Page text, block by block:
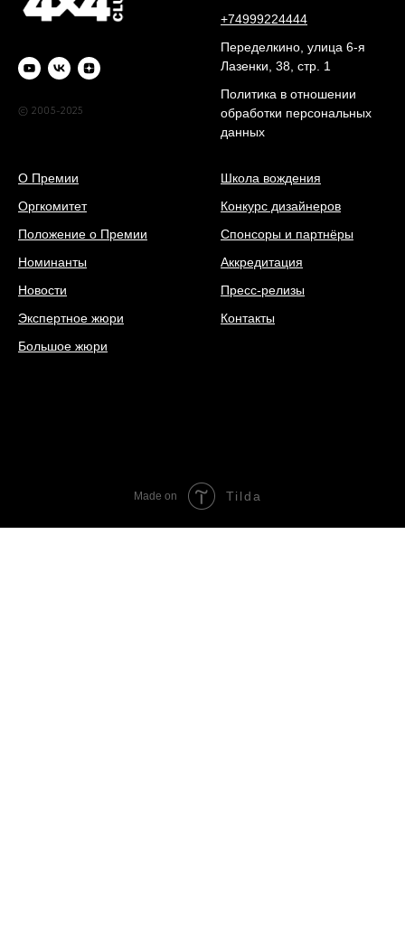
© 2005-2025
+74999224444
Переделкино, улица 6-я
Лазенки, 38, стр. 1
Политика в отношении
обработки персональных
данных
О Премии
Оргкомитет
Положение о Премии
Номинанты
Новости
Экспертное жюри
Большое жюри
Школа вождения
Конкурс дизайнеров
Спонсоры и партнёры
Аккредитация
Пресс-релизы
Контакты
Made on Tilda